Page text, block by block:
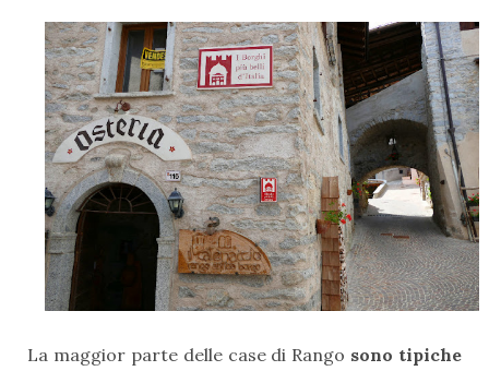
La maggior parte delle case di Rango sono tipiche